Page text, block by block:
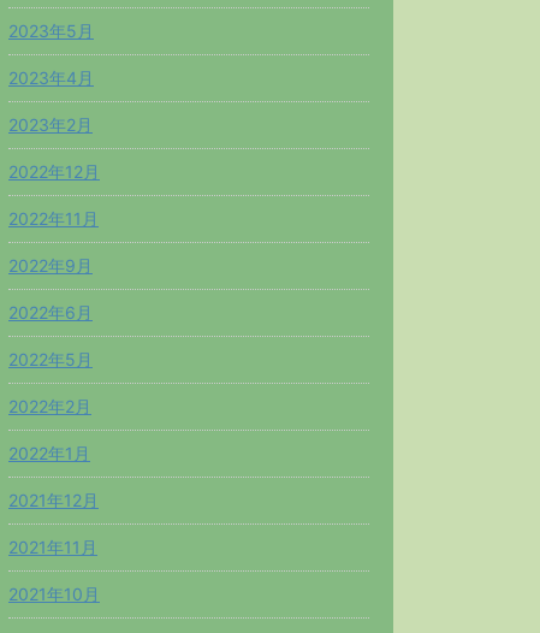
2023年5月
2023年4月
2023年2月
2022年12月
2022年11月
2022年9月
2022年6月
2022年5月
2022年2月
2022年1月
2021年12月
2021年11月
2021年10月